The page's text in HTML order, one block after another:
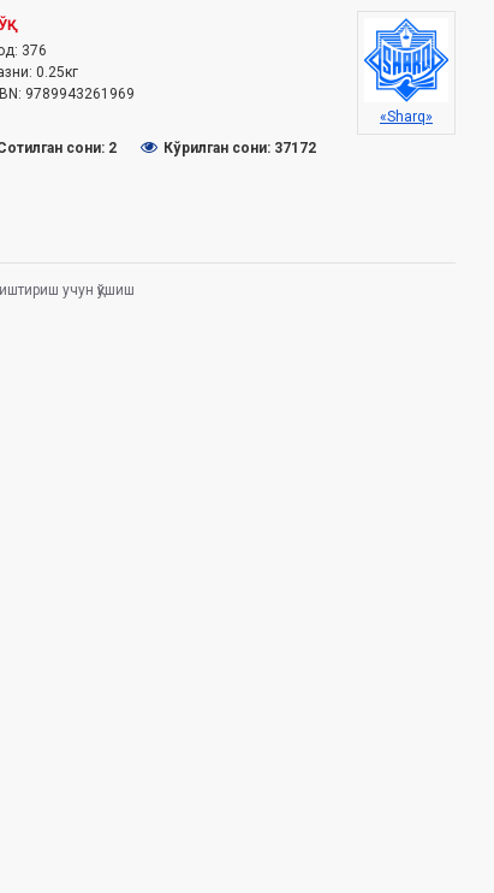
376
0.25кг
9789943261969
«Sharq»
сони: 2
Кўрилган сони: 37172
учун қўшиш